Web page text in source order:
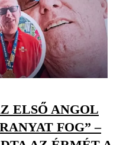
ELSŐ ANGOL
FOG” –